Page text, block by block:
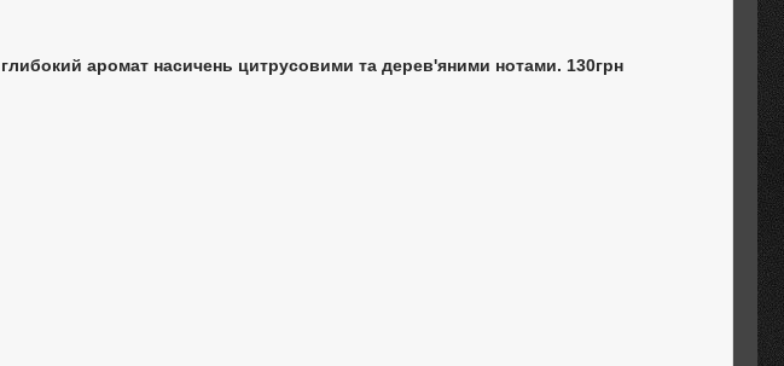
аромат насичень цитрусовими та дерев'яними нотами. 130грн